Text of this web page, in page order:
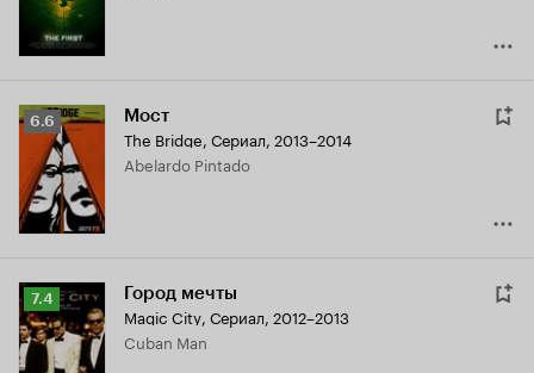
Рейтинг
Кинопоиска
6.6
6.6 Мост
The Bridge, Сериал, 2013–2014
Abelardo Pintado
Рейтинг
Кинопоиска
7.4
7.4 Город мечты
Magic City, Сериал, 2012–2013
Cuban Man